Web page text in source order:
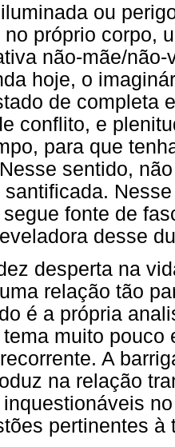
ou
no próprio corpo,
não-mãe/
hoje, o
de completa
conflito, e
para que
sentido,
santificada.
fonte de
desse
desperta na
relação tão
é a própria
muito pouco
A
na relação
inquestionáveis
pertinentes